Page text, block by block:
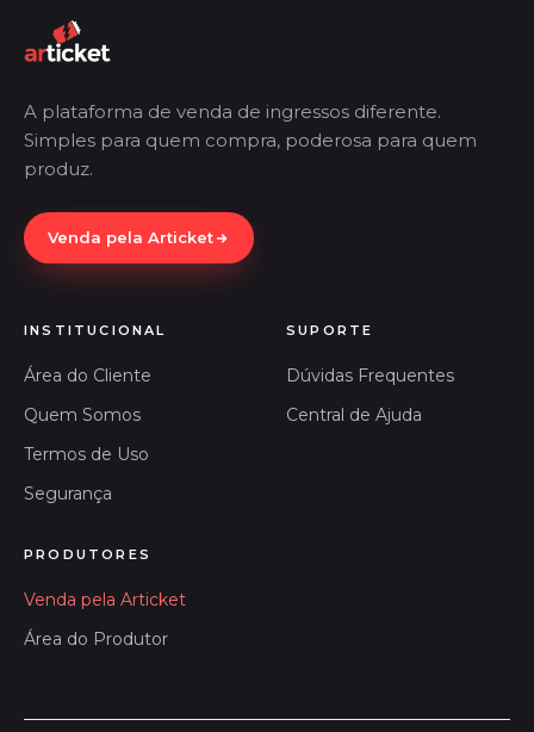
A plataforma de venda de ingressos diferente.
Simples para quem compra, poderosa para quem
produz.
Venda pela Articket
INSTITUCIONAL
Área do Cliente
Quem Somos
Termos de Uso
Segurança
SUPORTE
Dúvidas Frequentes
Central de Ajuda
PRODUTORES
Venda pela Articket
Área do Produtor